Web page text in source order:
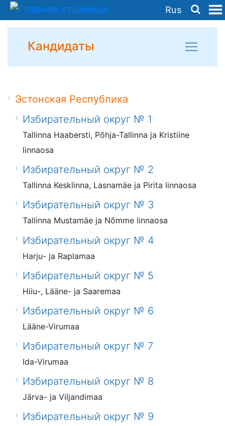
Rus
Кандидаты
Эстонская Республика
Избирательный округ № 1
Tallinna Haabersti, Põhja-Tallinna ja Kristiine
linnaosa
Избирательный округ № 2
Tallinna Kesklinna, Lasnamäe ja Pirita linnaosa
Избирательный округ № 3
Tallinna Mustamäe ja Nõmme linnaosa
Избирательный округ № 4
Harju- ja Raplamaa
Избирательный округ № 5
Hiiu-, Lääne- ja Saaremaa
Избирательный округ № 6
Lääne-Virumaa
Избирательный округ № 7
Ida-Virumaa
Избирательный округ № 8
Järva- ja Viljandimaa
Избирательный округ № 9